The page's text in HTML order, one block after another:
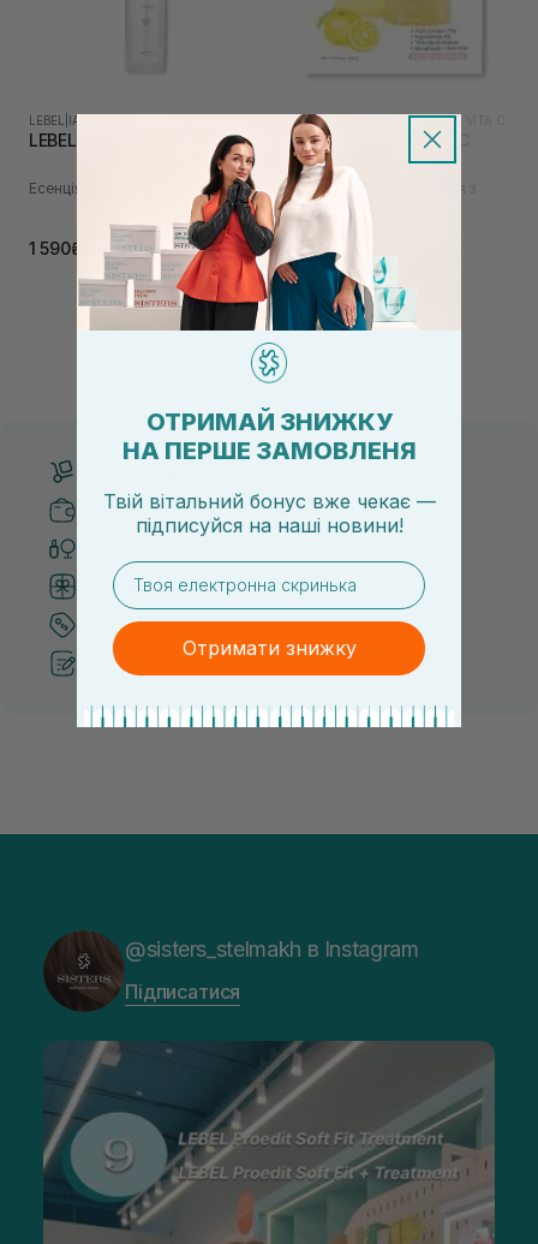
LEBEL IAU SERUM
LEBEL IAU Serum Oil 100 мл
Есенція для волосся
1 590₴
LALARECIPE LALARECIPE YUZU VITA C
LALARECIPE Yuzu Vita C
Ampoule Pad 2 шт
Вітамінні педи для обличчя з
екстрактом юдзу
80₴
Безпечні способи оплати
Система бонусів та лояльності
Кращі ціни та топ товари
Рекомендації від косметологів
@sisters_stelmakh в Instagram
Підписатися
ОТРИМАЙ ЗНИЖКУ
НА ПЕРШЕ ЗАМОВЛЕНЯ
Твій вітальний бонус вже чекає —
підписуйся на наші новини!
email
Отримати знижку